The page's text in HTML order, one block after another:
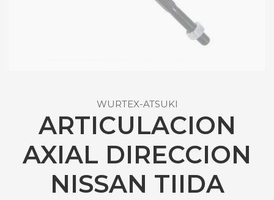
WURTEX-ATSUKI
ARTICULACION
AXIAL DIRECCION
NISSAN TIIDA